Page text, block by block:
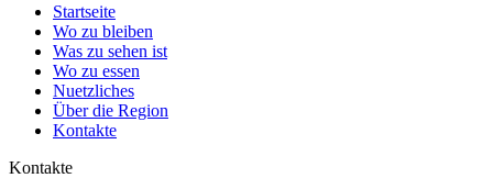
Startseite
Wo zu bleiben
Was zu sehen ist
Wo zu essen
Nuetzliches
Über die Region
Kontakte
Kontakte